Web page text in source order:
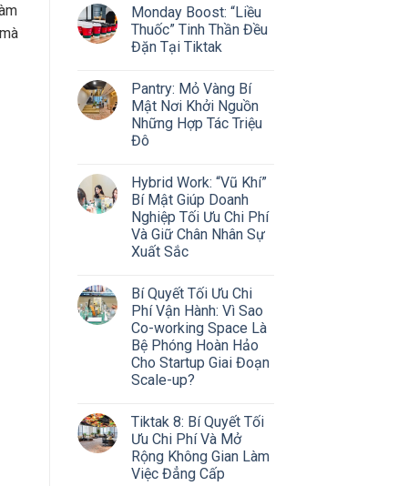
Monday Boost: “Liều
Thuốc” Tinh Thần Đều
Đặn Tại Tiktak
Pantry: Mỏ Vàng Bí
Mật Nơi Khởi Nguồn
Những Hợp Tác Triệu
Đô
Hybrid Work: “Vũ Khí”
Bí Mật Giúp Doanh
Nghiệp Tối Ưu Chi Phí
Và Giữ Chân Nhân Sự
Xuất Sắc
Bí Quyết Tối Ưu Chi
Phí Vận Hành: Vì Sao
Co-working Space Là
Bệ Phóng Hoàn Hảo
Cho Startup Giai Đoạn
Scale-up?
Tiktak 8: Bí Quyết Tối
Ưu Chi Phí Và Mở
Rộng Không Gian Làm
Việc Đẳng Cấp